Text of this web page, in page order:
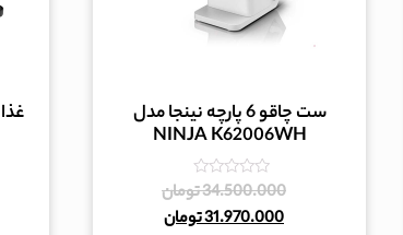
ست چاقو 6 پارچه نینجا مدل
NINJA K62006WH
امتیاز
از
34.500.000تومان
31.970.000تومان